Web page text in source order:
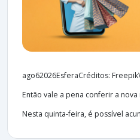
ago62026EsferaCréditos:
Então vale a pena conferir a
Nesta quinta-feira, é possível